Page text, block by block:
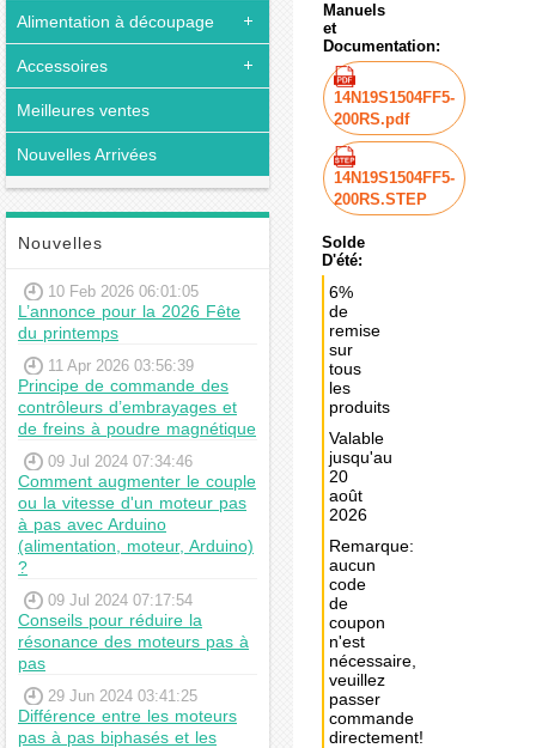
Alimentation à découpage
Accessoires
Meilleures ventes
Nouvelles Arrivées
Nouvelles
10 Feb 2026 06:01:05
L’annonce pour la 2026 Fête
du printemps
11 Apr 2026 03:56:39
Principe de commande des
contrôleurs d’embrayages et
de freins à poudre magnétique
09 Jul 2024 07:34:46
Comment augmenter le couple
ou la vitesse d'un moteur pas
à pas avec Arduino
(alimentation, moteur, Arduino)
?
09 Jul 2024 07:17:54
Conseils pour réduire la
résonance des moteurs pas à
pas
29 Jun 2024 03:41:25
Différence entre les moteurs
pas à pas biphasés et les
Manuels
et
Documentation:
14N19S1504FF5-
200RS.pdf
14N19S1504FF5-
200RS.STEP
Solde
D'été:
6%
de
remise
sur
tous
les
produits
Valable
jusqu'au
20
août
2026
Remarque:
aucun
code
de
coupon
n'est
nécessaire,
veuillez
passer
commande
directement!